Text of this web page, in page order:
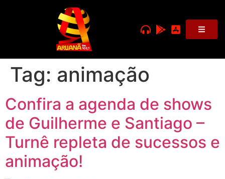
Tag: animação
Confira a agenda de shows
de Guilherme e Santiago –
Turnê repleta de sucessos e
animação!